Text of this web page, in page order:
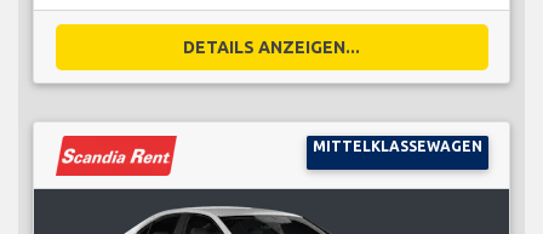
DETAILS ANZEIGEN...
MITTELKLASSEWAGEN